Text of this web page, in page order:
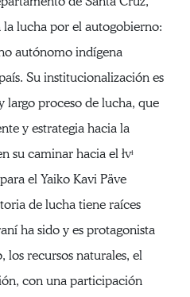
lucha por el autogobierno:
autónomo indígena
Su institucionalización es
largo proceso de lucha, que
y estrategia hacia la
su caminar hacia el łvᶤ
el Yaiko Kavi Päve
de lucha tiene raíces
ha sido y es protagonista
los recursos naturales, el
con una participación